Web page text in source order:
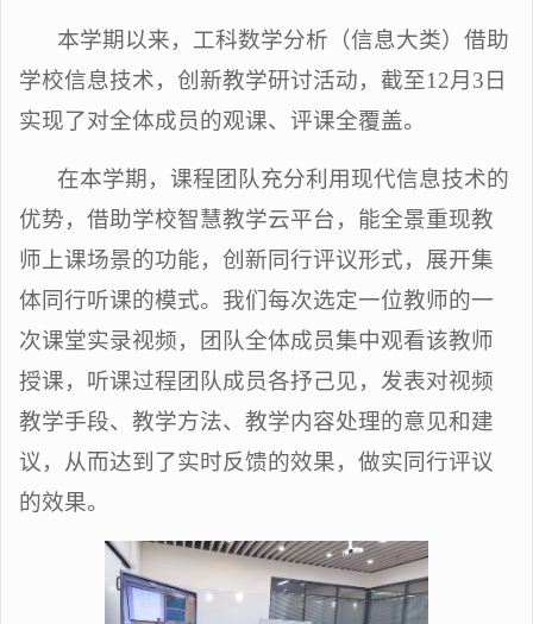
本学期以来，工科数学分析（信息大类）借助
学校信息技术，创新教学研讨活动，截至12月 3 日
实现了对全体成员的观课、评课全覆盖。
在本学期，课程团队充分利用现代信息技术的
优势，借助学校智慧教学云平台，能全景重现教
师上课场景的功能，创新同行评议形式，展开集
体同行听课的模式。我们每次选定一位教师的一
次课堂实录视频，团队全体成员集中观看该教师
授课，听课过程团队成员各抒己见，发表对视频
教学手段、教学方法、教学内容处理的意见和建
议，从而达到了实时反馈的效果，做实同行评议
的效果。